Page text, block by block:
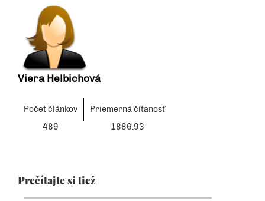
Viera Helbichová
Počet článkov
Priemerná čítanosť
489
1886.93
Prečítajte si tiež